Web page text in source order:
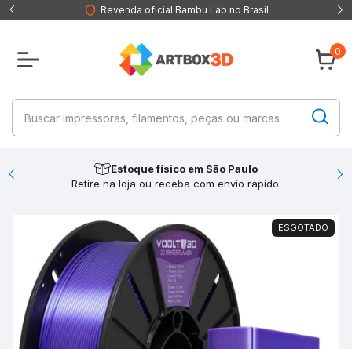
Revenda oficial Bambu Lab no Brasil
0
Estoque físico em São Paulo
Retire na loja ou receba com envio rápido.
ESGOTADO